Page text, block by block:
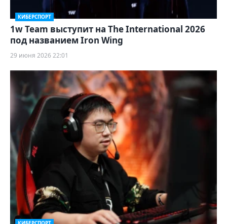
КИБЕРСПОРТ
1w Team выступит на The International 2026
под названием Iron Wing
29 июня 2026 22:01